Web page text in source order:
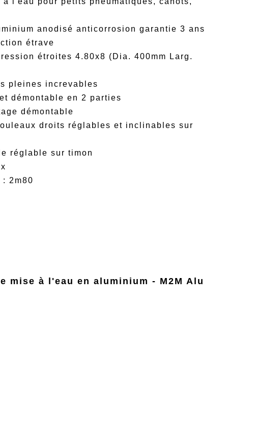
anodisé anticorrosion garantie 3 ans
protection étrave
étroites 4.80x8 (Dia. 400mm Larg.
pleines increvables
démontable en 2 parties
démontable
droits réglables et inclinables sur
réglable sur timon
: 2m80
mise à l'eau en aluminium - M2M Alu